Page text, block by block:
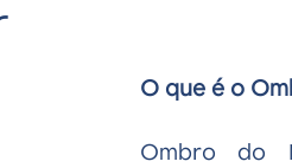
O que é o
Ombro do